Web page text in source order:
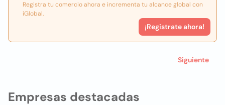
Empresas destacadas
Registra tu comercio ahora e incrementa tu alcance global con
iGlobal.
¡Registrate ahora!
Siguiente